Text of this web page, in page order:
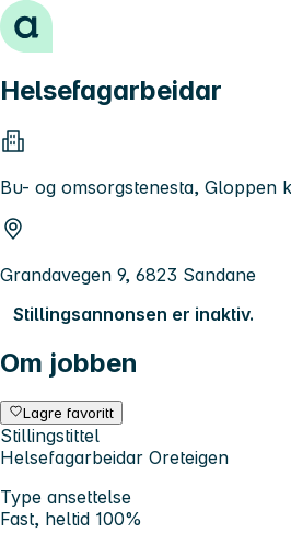
Hopp til innhold
Helsefagarbeidar
Bu- og omsorgstenesta, Gloppen
Grandavegen 9, 6823 Sandane
Stillingsannonsen er inaktiv.
Om jobben
Lagre favoritt
Stillingstittel
Helsefagarbeidar Oreteigen
Type ansettelse
Fast, heltid 100%